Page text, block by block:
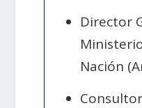
Director
Nación